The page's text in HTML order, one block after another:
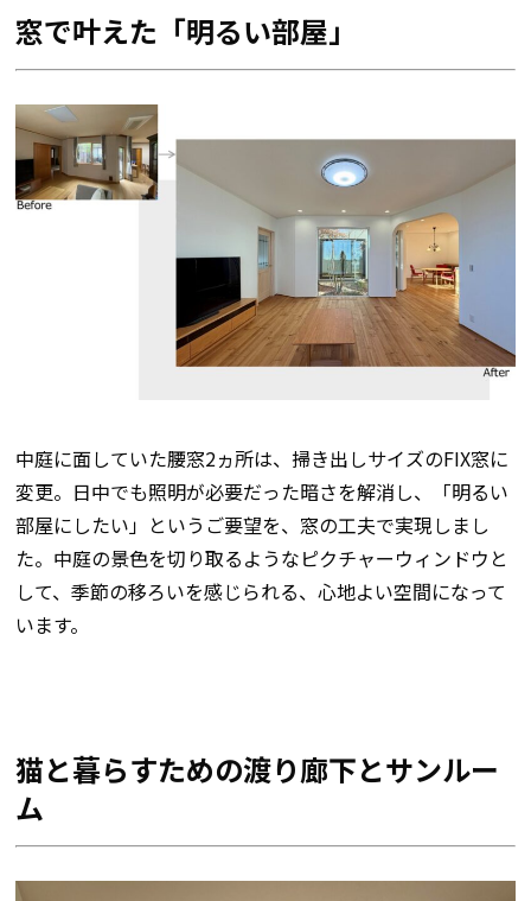
窓で叶えた「明るい部屋」
中庭に面していた腰窓2ヵ所は、 掃き出しサイズのFIX窓に
変更。日中でも照明が必要だった暗さを解消し、「明るい
部屋にしたい」というご要望を、窓の工夫で実現しまし
た。中庭の景色を切り取るようなピクチャーウィンドウと
して、季節の移ろいを感じられる、心地よい空間になって
います。
猫と暮らすための渡り廊下とサンルー
ム